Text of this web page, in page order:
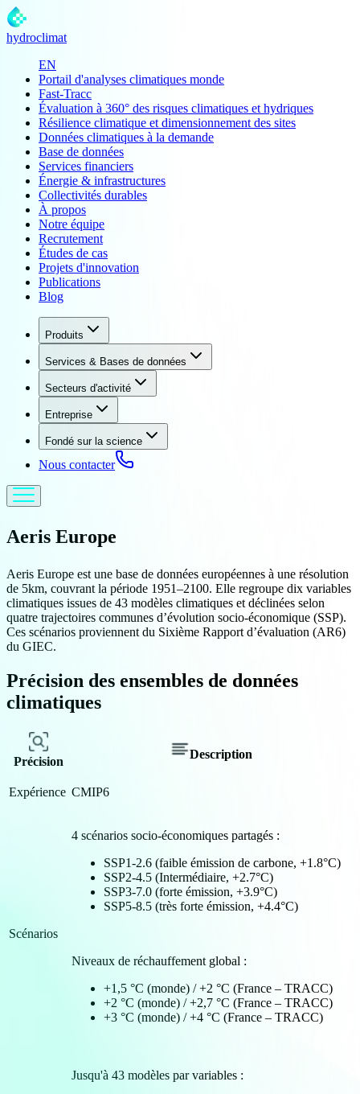
hydroclimat
EN
Portail d'analyses climatiques monde
Fast-Tracc
Évaluation à 360° des risques climatiques et hydriques
Résilience climatique et dimensionnement des sites
Données climatiques à la demande
Base de données
Services financiers
Énergie & infrastructures
Collectivités durables
À propos
Notre équipe
Recrutement
Études de cas
Projets d'innovation
Publications
Blog
Produits
Services & Bases de données
Secteurs d'activité
Entreprise
Fondé sur la science
Nous contacter
Aeris Europe
Aeris Europe est une base de données européennes à une résolution
de 5km, couvrant la période 1951–2100. Elle regroupe dix variables
climatiques issues de 43 modèles climatiques et déclinées selon
quatre trajectoires communes d’évolution socio-économique (SSP).
Ces scénarios proviennent du Sixième Rapport d’évaluation (AR6)
du GIEC.
Précision des ensembles de données
climatiques
Précision
Description
Expérience CMIP6
Scénarios
4 scénarios socio-économiques partagés :
SSP1-2.6 (faible émission de carbone, +1.8°C)
SSP2-4.5 (Intermédiaire, +2.7°C)
SSP3-7.0 (forte émission, +3.9°C)
SSP5-8.5 (très forte émission, +4.4°C)
Niveaux de réchauffement global :
+1,5 °C (monde) / +2 °C (France – TRACC)
+2 °C (monde) / +2,7 °C (France – TRACC)
+3 °C (monde) / +4 °C (France – TRACC)
Jusqu'à 43 modèles par variables :